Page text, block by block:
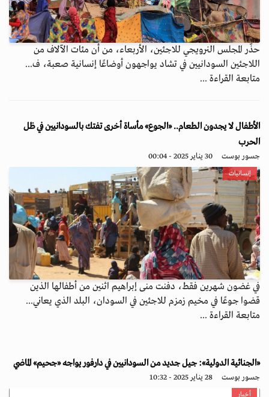
حذّر المجلس النرويجي للاجئين، الأربعاء، من أن مئات الآلاف من
اللاجئين السودانيين في تشاد يواجهون أوضاعًا إنسانية صعبة، ف...
متابعة القراءة ...
الأطفال لا يجدون الطعام.. «الجوع» مأساة أخرى تفتك بالسودانيين في ظل
الحرب
جسور بوست 30 يناير 2025 - 00:04
إنسانيات
في غضون شهرين فقط، دفنت منى إبراهيم اثنين من أطفالها الذين
قضوا جوعًا في مخيم زمزم للاجئين في السودان، البلد الذي يعاني...
متابعة القراءة ...
«الجنائية الدولية»: جيل جديد من السودانيين في دارفور يواجه «جحيم» الماضي
جسور بوست 28 يناير 2025 - 10:32
أخبار